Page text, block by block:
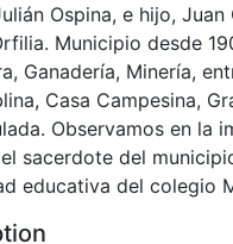
Ospina, e hijo,
Municipio desde
Ganadería, Minería,
Casa Campesina,
Observamos en la
sacerdote del
educativa del colegio